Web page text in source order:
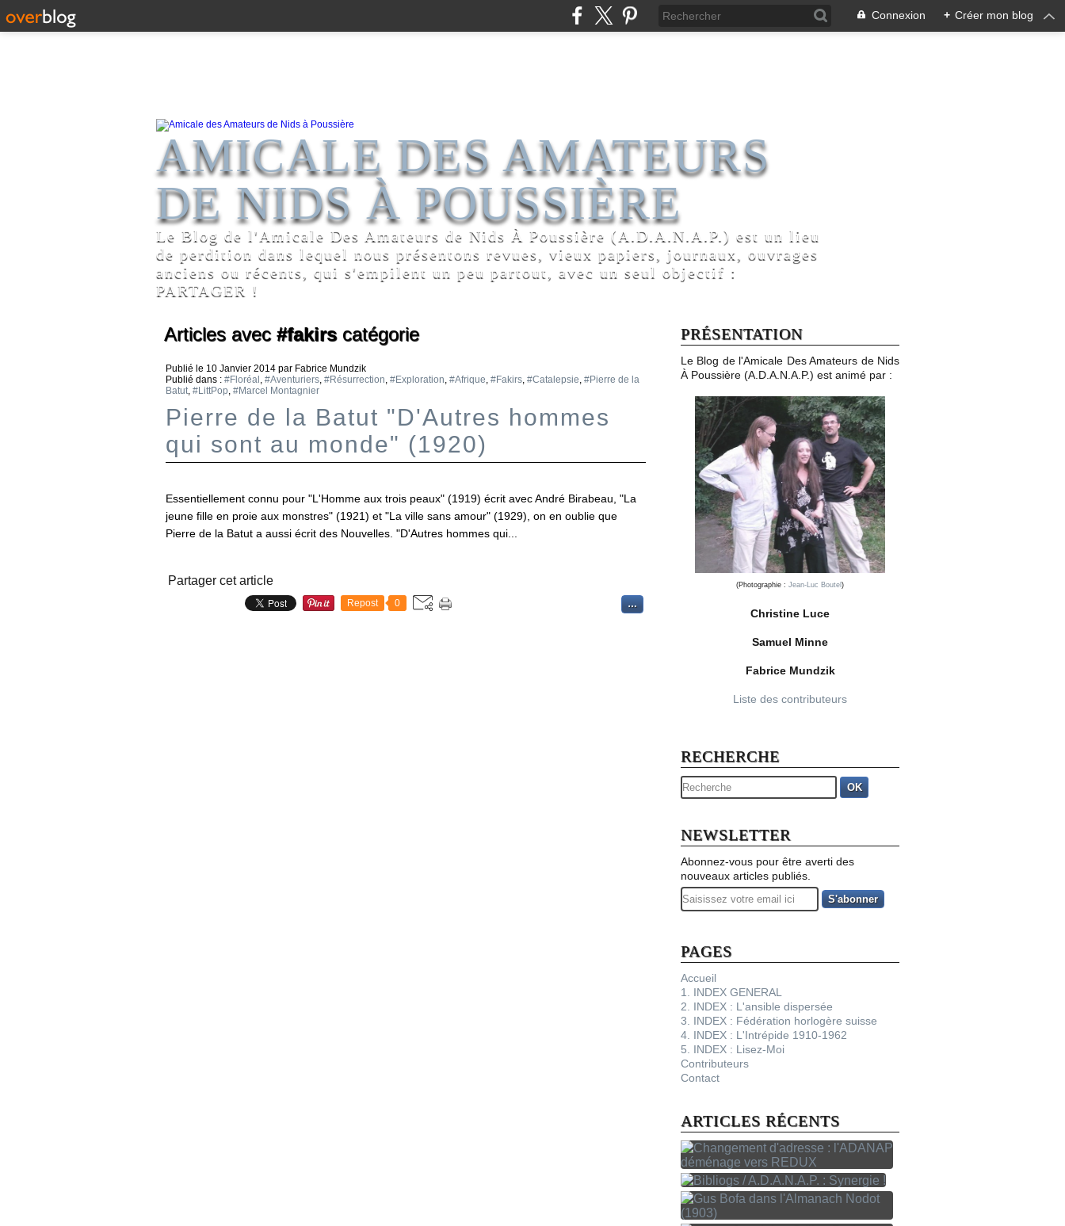
Connexion + Créer mon blog
AMICALE DES AMATEURS
DE NIDS À POUSSIÈRE
Le Blog de l'Amicale Des Amateurs de Nids À Poussière (A.D.A.N.A.P.) est un lieu
de perdition dans lequel nous présentons revues, vieux papiers, journaux, ouvrages
anciens ou récents, qui s'empilent un peu partout, avec un seul objectif :
PARTAGER !
Articles avec #fakirscatégorie
Publié le 10 Janvier 2014 par Fabrice Mundzik
Publié dans : #Floréal , #Aventuriers, #Résurrection, #Exploration, #Afrique, #Fakirs, #Catalepsie, #Pierre de la
Batut, #LittPop, #Marcel Montagnier
Pierre de la Batut "D'Autres hommes
qui sont au monde" (1920)
Essentiellement connu pour "L'Homme aux trois peaux" (1919) écrit avec André Birabeau, "La
jeune fille en proie aux monstres" (1921) et "La ville sans amour" (1929), on en oublie que
Pierre de la Batut a aussi écrit des Nouvelles. "D'Autres hommes qui...
Partager cet article
Repost 0 …
PRÉSENTATION
Le Blog de l'Amicale Des Amateurs de Nids
À Poussière (A.D.A.N.A.P.) est animé par :
(Photographie : Jean-Luc Boutel )
Christine Luce
Samuel Minne
Fabrice Mundzik
Liste des contributeurs
RECHERCHE
OK
NEWSLETTER
Abonnez-vous pour être averti des
nouveaux articles publiés.
Email
PAGES
Accueil
1. INDEX GENERAL
2. INDEX : L'ansible dispersée
3. INDEX : Fédération horlogère suisse
4. INDEX : L'Intrépide 1910-1962
5. INDEX : Lisez-Moi
Contributeurs
Contact
ARTICLES RÉCENTS